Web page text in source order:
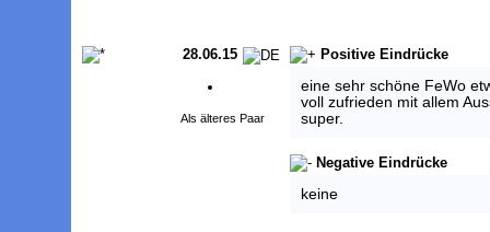
28.06.15
Als älteres Paar
Positive Eindrücke
eine sehr schöne FeWo
voll zufrieden mit allem
super.
Negative Eindrücke
keine